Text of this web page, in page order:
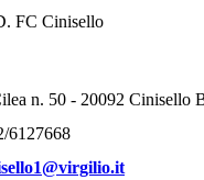
FC Cinisello
n. 50 - 20092 Cinisello
6127668